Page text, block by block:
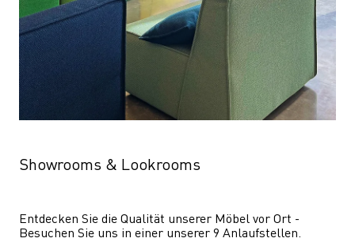
Showrooms & Lookrooms
Entdecken Sie die Qualität unserer Möbel vor Ort -
Besuchen Sie uns in einer unserer 9 Anlaufstellen.